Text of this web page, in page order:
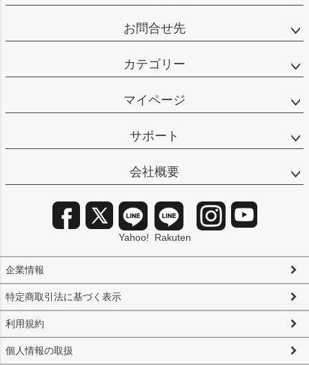
お問合せ先
カテゴリー
マイページ
サポート
会社概要
企業情報
特定商取引法に基づく表示
利用規約
個人情報の取扱
Yahoo! Rakuten